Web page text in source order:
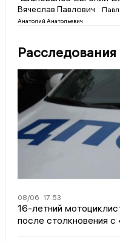
Вячеслав Павлович
Анатолий Анатольевич
Расследования
08/06 17:53
16-летний
после столкновения